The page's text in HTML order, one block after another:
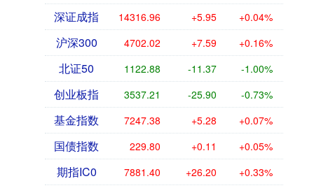
深证成指 14316.96 +5.95 +0.04%
沪深300 4702.02 +7.59 +0.16%
北证50 1122.88 -11.37 -1.00%
创业板指 3537.21 -25.90 -0.73%
基金指数 7247.38 +5.28 +0.07%
国债指数 229.80 +0.11 +0.05%
期指IC0 7881.40 +26.20 +0.33%